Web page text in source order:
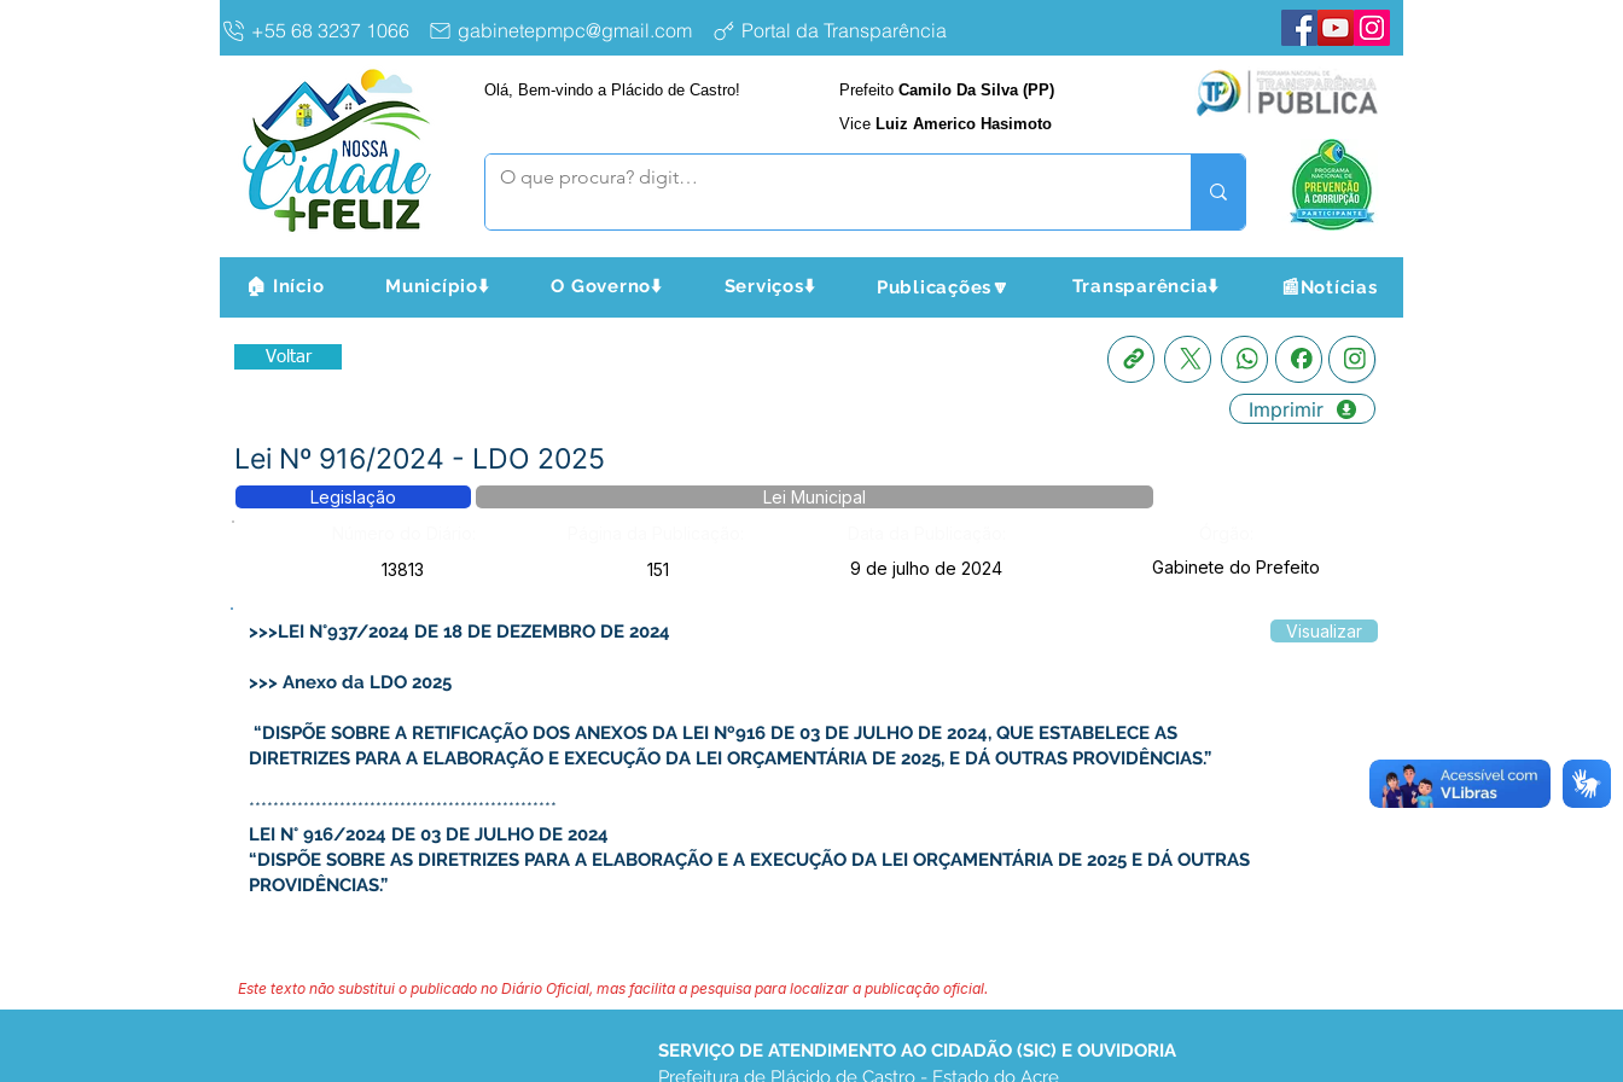
+55 68 3237 1066 gabinetepmpc@gmail.com Portal da Transparência
Olá, Bem-vindo a Plácido de Castro! Prefeito Camilo Da Silva (PP)
Vice Luiz Americo Hasimoto
🏠 Início Município⬇️ O Governo⬇️ Serviços⬇️ Publicações🔽 Transparência⬇️ 📰Notícias
Voltar
Imprimir
Lei Nº 916/2024 - LDO 2025
Legislação
Lei Municipal
13813
151 9 de julho de 2024 Gabinete do Prefeito
>>>LEI N°937/2024 DE 18 DE DEZEMBRO DE 2024
>>> Anexo da LDO 2025
“DISPÕE SOBRE A RETIFICAÇÃO DOS ANEXOS DA LEI Nº916 DE 03 DE JULHO DE 2024, QUE ESTABELECE AS
DIRETRIZES PARA A ELABORAÇÃO E EXECUÇÃO DA LEI ORÇAMENTÁRIA DE 2025, E DÁ OUTRAS PROVIDÊNCIAS.”
***************************************************
LEI N° 916/2024 DE 03 DE JULHO DE 2024
“DISPÕE SOBRE AS DIRETRIZES PARA A ELABORAÇÃO E A EXECUÇÃO DA LEI ORÇAMENTÁRIA DE 2025 E DÁ OUTRAS
PROVIDÊNCIAS.”
Visualizar
Este texto não substitui o publicado no Diário Oficial, mas facilita a pesquisa para localizar a publicação oficial.
SERVIÇO DE ATENDIMENTO AO CIDADÃO (SIC) E OUVIDORIA
Prefeitura de Plácido de Castro - Estado do Acre